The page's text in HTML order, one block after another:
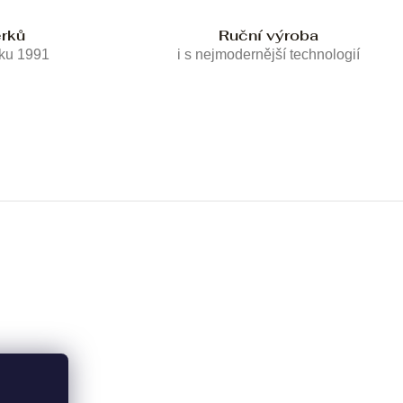
1991
Ruční výroba
i s nejmodernější technologií